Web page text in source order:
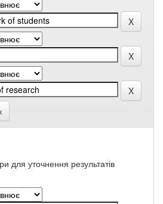
для уточнення результатів